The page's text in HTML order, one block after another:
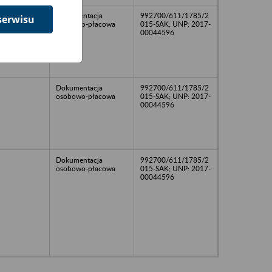
Dokumentacja
osobowo-płacowa
992700/611/1785/2
015-SAK; UNP: 2017-
00044596
Dokumentacja
osobowo-płacowa
992700/611/1785/2
015-SAK; UNP: 2017-
00044596
Dokumentacja
osobowo-płacowa
992700/611/1785/2
015-SAK; UNP: 2017-
00044596